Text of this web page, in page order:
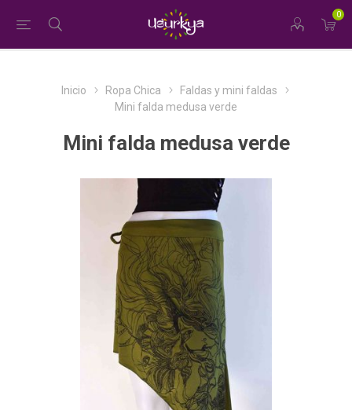
0
Inicio Ropa Chica
Faldas y mini faldas
Mini falda medusa verde
Mini falda medusa verde